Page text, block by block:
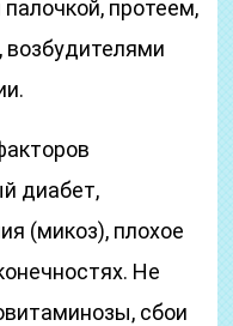
протеем,
возбудителями
диабет,
(микоз), плохое
Не
сбои